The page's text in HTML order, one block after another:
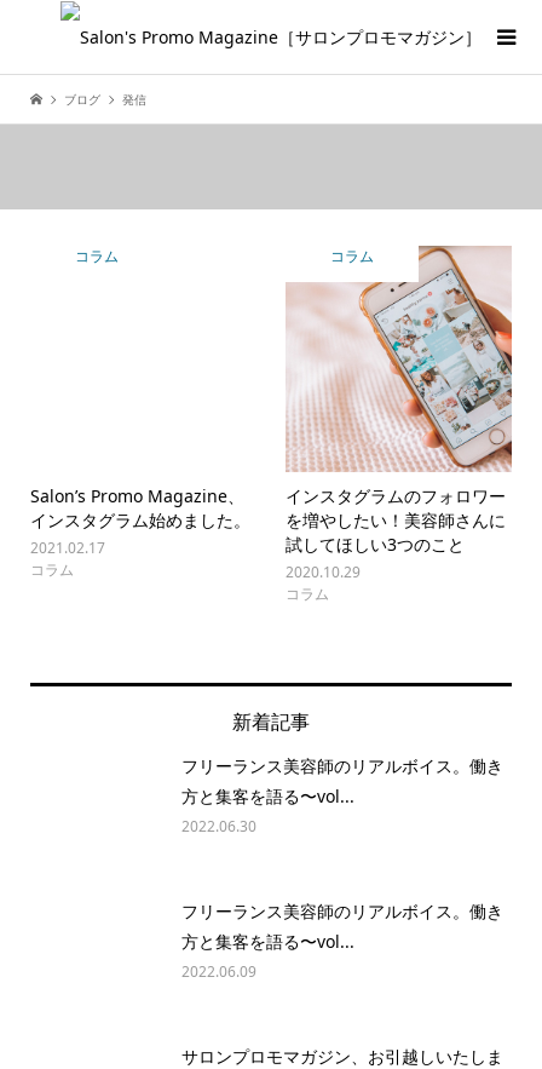
ブログ 発信
コラム
Salon’s Promo Magazine、
インスタグラム始めました。
2021.02.17
コラム
コラム
インスタグラムのフォロワー
を増やしたい！美容師さんに
試してほしい3つのこと
2020.10.29
コラム
新着記事
フリーランス美容師のリアルボイス。働き
方と集客を語る〜vol...
2022.06.30
フリーランス美容師のリアルボイス。働き
方と集客を語る〜vol...
2022.06.09
サロンプロモマガジン、お引越しいたしま